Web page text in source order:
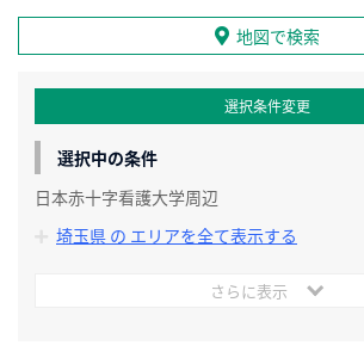
地図で検索
選択条件変更
選択中の条件
日本赤十字看護大学周辺
埼玉県 の エリアを全て表示する
さらに表示